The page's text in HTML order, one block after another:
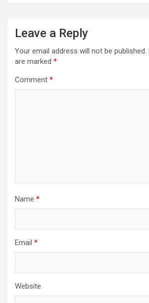
Leave a Reply
Your email address will not be published.
are marked *
Comment *
Name *
Email *
Website